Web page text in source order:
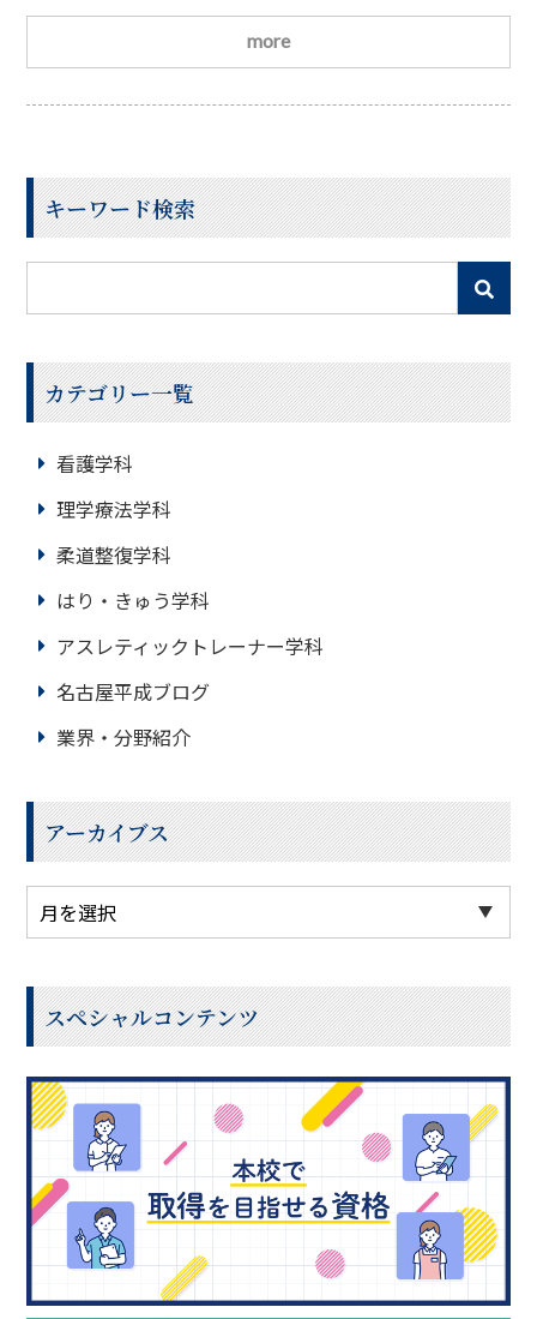
基礎実習が始まります。病院見学で感じたことを学生に
インタビューしてみました。Ｑ.病院見学してどんな事
を感じましたか？Ａくん病院が明るくてきれいだった。
点滴とか機械とか沢山あって緊張感が伝わってきた。し
Ｑ.心に残った言葉はありますか？Ｂくんオリエンテ
more
キーワード検索
カテゴリー一覧
看護学科
理学療法学科
柔道整復学科
はり・きゅう学科
アスレティックトレーナー学科
名古屋平成ブログ
業界・分野紹介
アーカイブス
スペシャルコンテンツ